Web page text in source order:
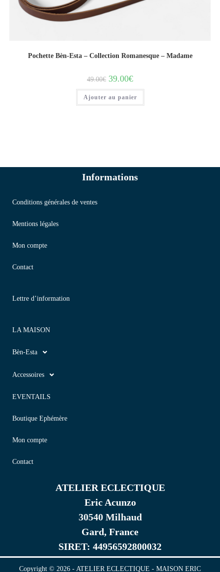
Pochette Bèn-Esta – Collection Romanesque – Madame
49.00€ 39.00€
Ajouter au panier
Informations
Conditions générales de ventes
Mentions légales
Mon compte
Contact
Lettre d’information
LA MAISON
Bèn-Esta
Accessoires
EVENTAILS
Boutique Ephémère
Mon compte
Contact
ATELIER ECLECTIQUE
Eric Acunzo
30540 Milhaud
Gard, France
SIRET: 44956592800032
Copyright © 2026 - ATELIER ECLECTIQUE - MAISON ERIC